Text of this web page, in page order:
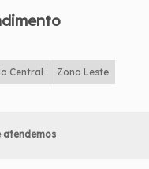
Central Zona Leste
atendemos